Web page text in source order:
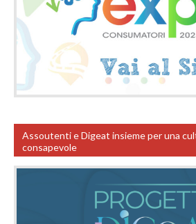
Assoutenti e Digeat insieme per una
consapevole